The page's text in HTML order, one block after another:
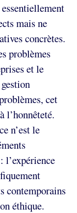
mais ne
concrètes.
problèmes
et le
cet
l’honnêteté.
n’est le
l’expérience
contemporains
éthique.